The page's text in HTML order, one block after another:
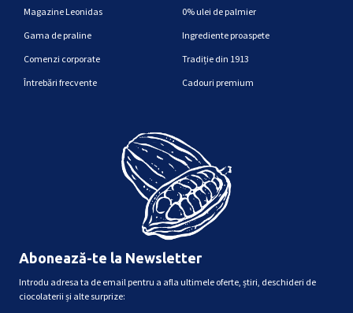
Magazine Leonidas
Gama de praline
Comenzi corporate
Întrebări frecvente
0% ulei de palmier
Ingrediente proaspete
Tradiție din 1913
Cadouri premium
Abonează-te la Newsletter
Introdu adresa ta de email pentru a afla ultimele oferte, știri, deschideri de
ciocolaterii și alte surprize: